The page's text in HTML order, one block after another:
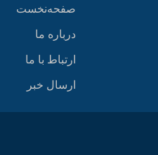
صفحه‌نخست
درباره ما
ارتباط با ما
ارسال خبر